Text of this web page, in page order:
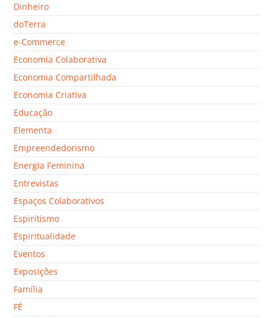
Dinheiro
doTerra
e-Commerce
Economia Colaborativa
Economia Compartilhada
Economia Criativa
Educação
Elementa
Empreendedorismo
Energia Feminina
Entrevistas
Espaços Colaborativos
Espiritismo
Espiritualidade
Eventos
Exposições
Família
FÉ